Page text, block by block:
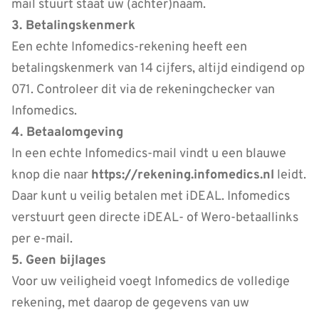
mail stuurt staat uw (achter)naam.
3. Betalingskenmerk
Een echte Infomedics-rekening heeft een
betalingskenmerk van 14 cijfers, altijd eindigend op
071. Controleer dit via de rekeningchecker van
Infomedics.
4. Betaalomgeving
In een echte Infomedics-mail vindt u een blauwe
knop die naar https://rekening.infomedics.nl leidt.
Daar kunt u veilig betalen met iDEAL. Infomedics
verstuurt geen directe iDEAL- of Wero-betaallinks
per e-mail.
5. Geen bijlages
Voor uw veiligheid voegt Infomedics de volledige
rekening, met daarop de gegevens van uw